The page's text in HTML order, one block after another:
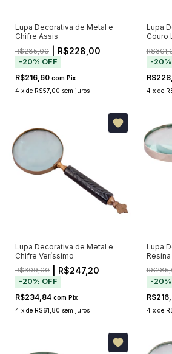
Lupa Decorativa de Metal e
Chifre Assis
R$285,00 | R$228,00
-20% OFF
R$216,60 com Pix
4 x de R$57,00 sem juros
Lupa
Couro
-20%
4 x de
Lupa Decorativa de Metal e
Chifre Veríssimo
R$309,00 | R$247,20
-20% OFF
R$234,84 com Pix
4 x de R$61,80 sem juros
Lupa
-20%
4 x de